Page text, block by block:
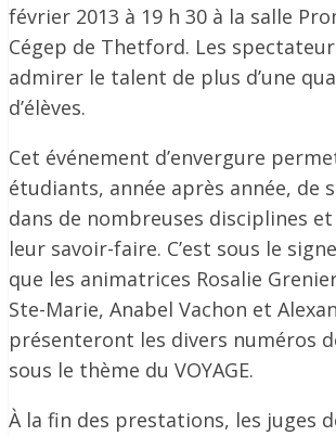
février 2013 à 19 h 30 à la salle
Cégep de Thetford. Les
admirer le talent de plus d’une
d’élèves.
Cet événement d’envergure
étudiants, année après année, de
dans de nombreuses disciplines
leur savoir-faire. C’est sous le
que les animatrices Rosalie
Ste-Marie, Anabel Vachon et
présenteront les divers numéros
sous le thème du VOYAGE.
À la fin des prestations, les juges